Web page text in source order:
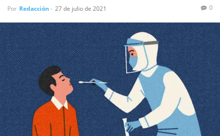
Por Redacción - 27 de julio de 2021 0